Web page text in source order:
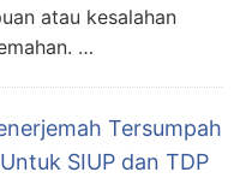
atau kesalahan
…
Tersumpah
SIUP dan TDP